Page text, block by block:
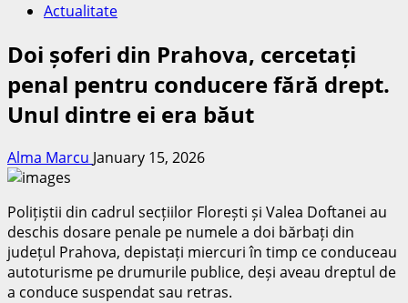
Actualitate
Doi șoferi din Prahova, cercetați
penal pentru conducere fără drept.
Unul dintre ei era băut
Alma Marcu January 15, 2026
Polițiștii din cadrul secțiilor Florești și Valea Doftanei au
deschis dosare penale pe numele a doi bărbați din
județul Prahova, depistați miercuri în timp ce conduceau
autoturisme pe drumurile publice, deși aveau dreptul de
a conduce suspendat sau retras.